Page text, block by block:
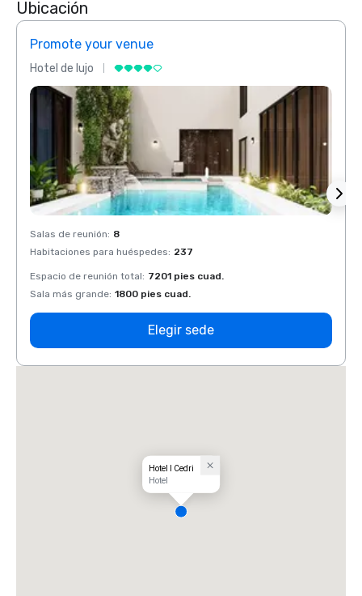
Ubicación
Promote your venue
Hotel de lujo
Salas de reunión: 8
Habitaciones para huéspedes: 237
Espacio de reunión total: 7201 pies cuad.
Sala más grande: 1800 pies cuad.
Elegir sede
Hotel I Cedri
Hotel